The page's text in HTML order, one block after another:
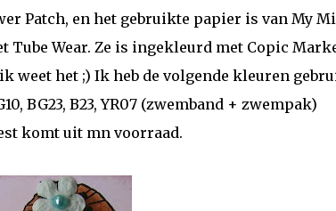
Patch, en het gebruikte papier is van My
Tube Wear. Ze is ingekleurd met Copic
weet het ;) Ik heb de volgende kleuren
BG23, B23, YR07 (zwemband + zwempak)
komt uit mn voorraad.